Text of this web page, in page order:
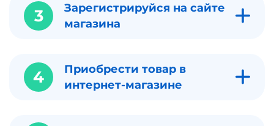
3
Зарегистрируйся на сайте
магазина
4
Приобрести товар в
интернет-магазине